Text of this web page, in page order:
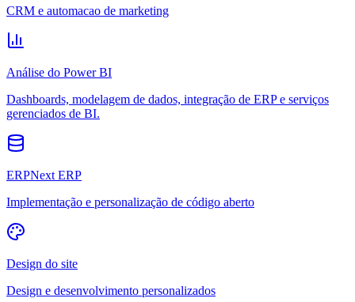
CRM e automacao de marketing
Análise do Power BI
Dashboards, modelagem de dados, integração de ERP e serviços
gerenciados de BI.
ERPNext ERP
Implementação e personalização de código aberto
Design do site
Design e desenvolvimento personalizados